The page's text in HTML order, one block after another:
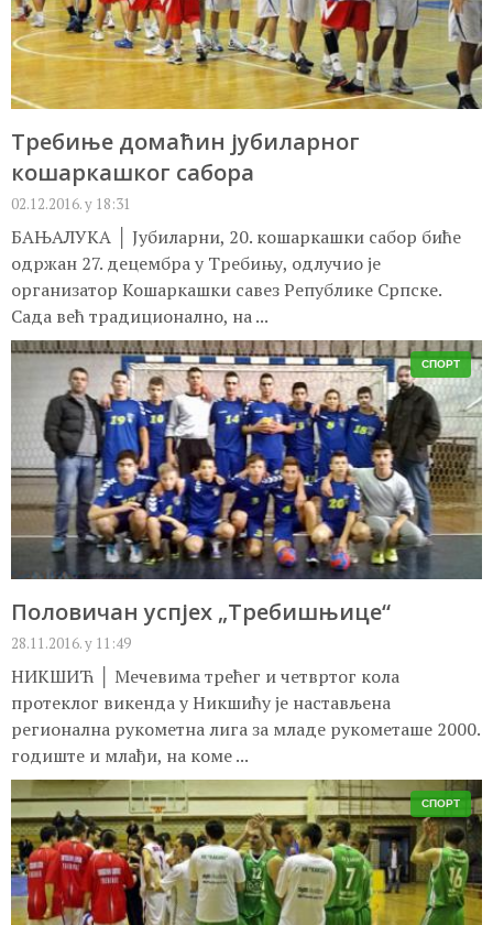
Требиње домаћин јубиларног
кошаркашког сабора
02.12.2016. у 18:31
БАЊАЛУКА │ Јубиларни, 20. кошаркашки сабор биће
одржан 27. децембра у Требињу, одлучио је
организатор Кошаркашки савез Републике Српске.
Сада већ традиционално, на ...
СПОРТ
Половичан успјех „Требишњице“
28.11.2016. у 11:49
НИКШИЋ │ Мечевима трећег и четвртог кола
протеклог викенда у Никшићу је настављена
регионална рукометна лига за младе рукометаше 2000.
годиште и млађи, на коме ...
СПОРТ